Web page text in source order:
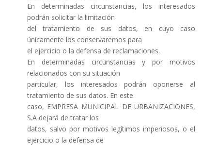
En determinadas circunstancias, los interesados
podrán solicitar la limitación
del tratamiento de sus datos, en cuyo caso
únicamente los conservaremos para
el ejercicio o la defensa de reclamaciones.
En determinadas circunstancias y por motivos
relacionados con su situación
particular, los interesados podrán oponerse al
tratamiento de sus datos. En este
caso, EMPRESA MUNICIPAL DE URBANIZACIONES,
S.A dejará de tratar los
datos, salvo por motivos legítimos imperiosos, o el
ejercicio o la defensa de